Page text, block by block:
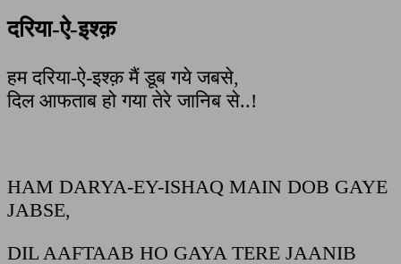
दरिया-ऐ-इश्क़
हम दरिया-ऐ-इश्क़ मैं डूब गये जबसे,
दिल आफताब हो गया तेरे जानिब से..!
HAM DARYA-EY-ISHAQ MAIN DOB GAYE
JABSE,
DIL AAFTAAB HO GAYA TERE JAANIB